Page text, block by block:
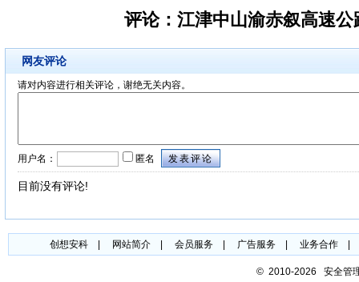
评论： 江津中山渝赤叙高速公
网友评论
请对内容进行相关评论，谢绝无关内容。
用户名： 匿名
目前没有评论!
创想安科| 网站简介| 会员服务| 广告服务| 业务合作|
© 2010-2026 安全